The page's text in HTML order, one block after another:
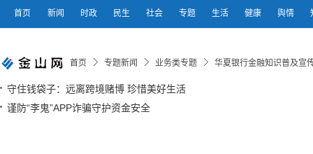
首页 新闻 时政 民生 社会 专题 生活 健康 舆情
首页 专题新闻 业务类专题 华夏银行金融知识普及宣
守住钱袋子：远离跨境赌博 珍惜美好生活
谨防“李鬼”APP诈骗守护资金安全